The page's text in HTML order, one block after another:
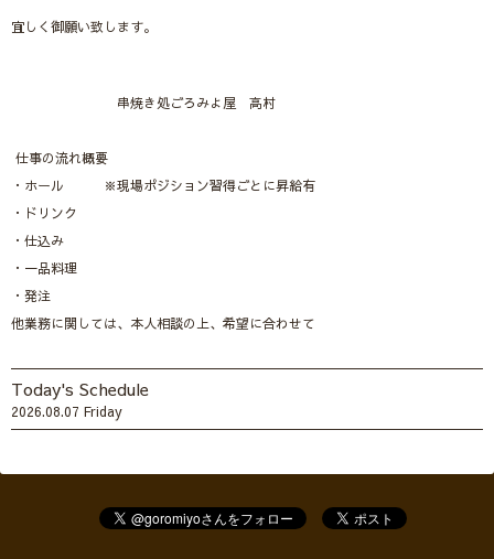
宜しく御願い致します。
串焼き処ごろみよ屋 高村
仕事の流れ概要
・ホール ※現場ポジション習得ごとに昇給有
・ドリンク
・仕込み
・一品料理
・発注
他業務に関しては、本人相談の上、希望に合わせて
Today's Schedule
2026.08.07 Friday